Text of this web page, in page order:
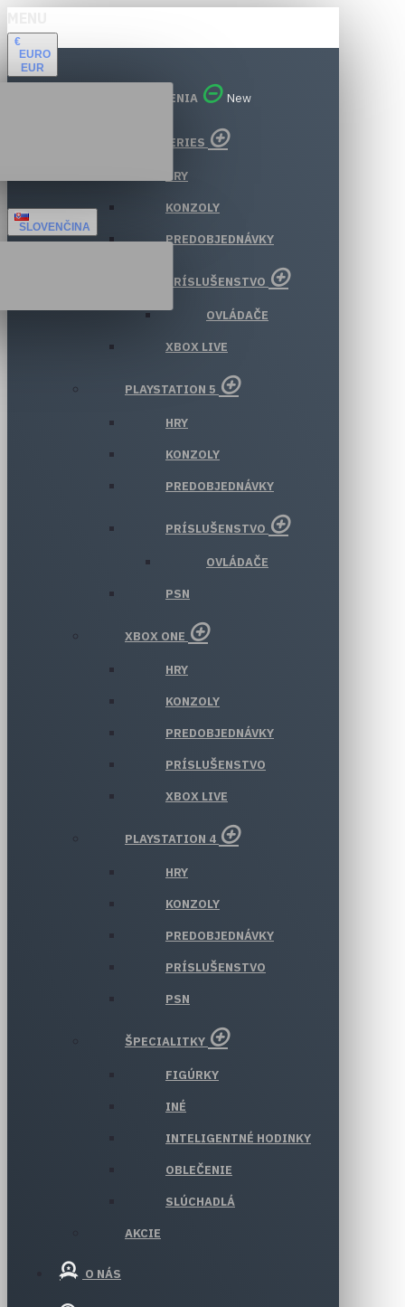
€
EURO
EUR
SLOVENČINA
VŠETKY ODDELENIA New
XBOX SERIES
HRY
KONZOLY
PREDOBJEDNÁVKY
PRÍSLUŠENSTVO
OVLÁDAČE
XBOX LIVE
PLAYSTATION 5
HRY
KONZOLY
PREDOBJEDNÁVKY
PRÍSLUŠENSTVO
OVLÁDAČE
PSN
XBOX ONE
HRY
KONZOLY
PREDOBJEDNÁVKY
PRÍSLUŠENSTVO
XBOX LIVE
PLAYSTATION 4
HRY
KONZOLY
PREDOBJEDNÁVKY
PRÍSLUŠENSTVO
PSN
ŠPECIALITKY
FIGÚRKY
INÉ
INTELIGENTNÉ HODINKY
OBLEČENIE
SLÚCHADLÁ
AKCIE
O NÁS